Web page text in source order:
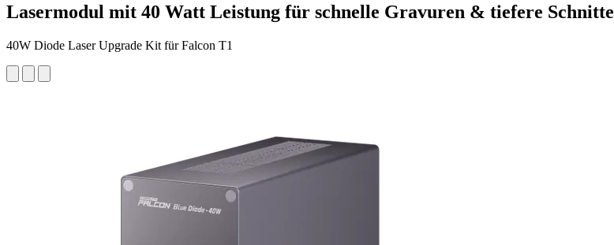
Lasermodul mit 40 Watt Leistung für schnelle Gravuren & tiefere Schnitte
40W Diode Laser Upgrade Kit für Falcon T1